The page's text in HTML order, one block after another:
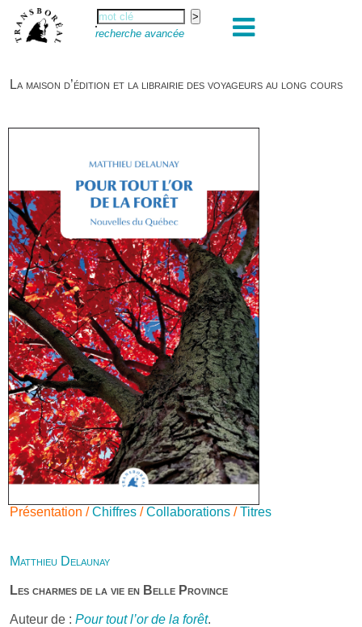
recherche avancée
La maison d’édition et la librairie des voyageurs au long cours
Présentation /Chiffres /Collaborations /Titres
Matthieu Delaunay
Les charmes de la vie en Belle Province
Auteur de : Pour tout l’or de la forêt.